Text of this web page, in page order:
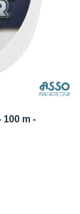
100 m -